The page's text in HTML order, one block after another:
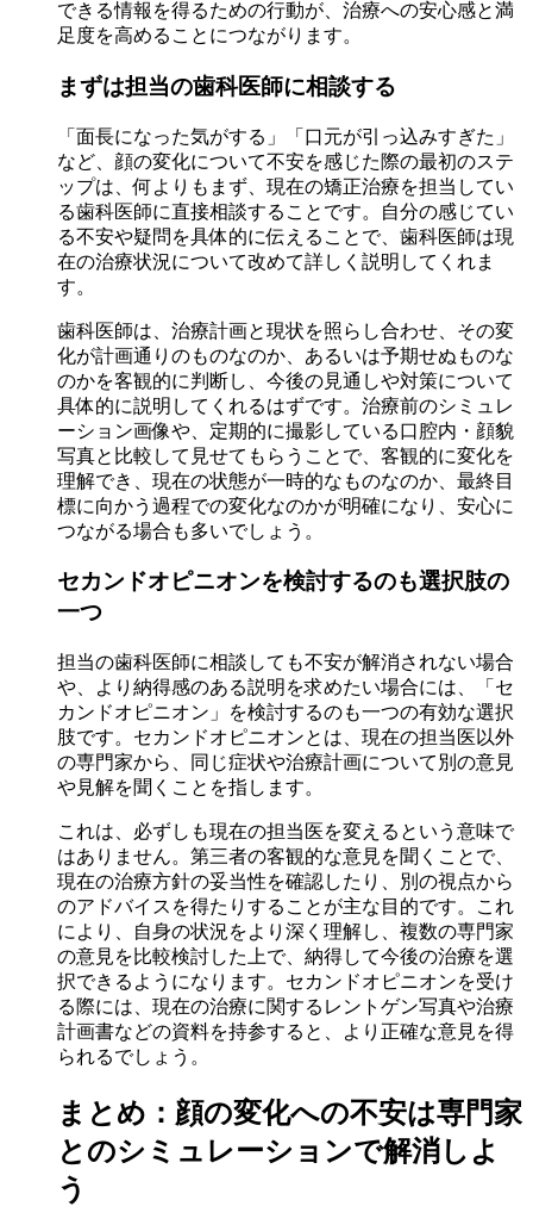
できる情報を得るための行動が、治療への安心感と満
足度を高めることにつながります。
まずは担当の歯科医師に相談する
「面長になった気がする」「口元が引っ込みすぎた」
など、顔の変化について不安を感じた際の最初のステ
ップは、何よりもまず、現在の矯正治療を担当してい
る歯科医師に直接相談することです。自分の感じてい
る不安や疑問を具体的に伝えることで、歯科医師は現
在の治療状況について改めて詳しく説明してくれま
す。
歯科医師は、治療計画と現状を照らし合わせ、その変
化が計画通りのものなのか、あるいは予期せぬものな
のかを客観的に判断し、今後の見通しや対策について
具体的に説明してくれるはずです。治療前のシミュレ
ーション画像や、定期的に撮影している口腔内・顔貌
写真と比較して見せてもらうことで、客観的に変化を
理解でき、現在の状態が一時的なものなのか、最終目
標に向かう過程での変化なのかが明確になり、安心に
つながる場合も多いでしょう。
セカンドオピニオンを検討するのも選択肢の
一つ
担当の歯科医師に相談しても不安が解消されない場合
や、より納得感のある説明を求めたい場合には、「セ
カンドオピニオン」を検討するのも一つの有効な選択
肢です。セカンドオピニオンとは、現在の担当医以外
の専門家から、同じ症状や治療計画について別の意見
や見解を聞くことを指します。
これは、必ずしも現在の担当医を変えるという意味で
はありません。第三者の客観的な意見を聞くことで、
現在の治療方針の妥当性を確認したり、別の視点から
のアドバイスを得たりすることが主な目的です。これ
により、自身の状況をより深く理解し、複数の専門家
の意見を比較検討した上で、納得して今後の治療を選
択できるようになります。セカンドオピニオンを受け
る際には、現在の治療に関するレントゲン写真や治療
計画書などの資料を持参すると、より正確な意見を得
られるでしょう。
まとめ：顔の変化への不安は専門家
とのシミュレーションで解消しよ
う